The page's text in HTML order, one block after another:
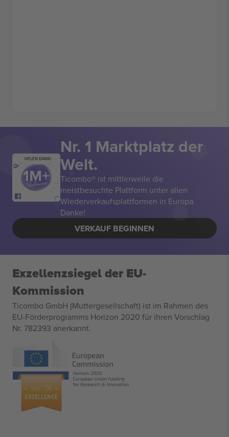
VIELEN DANK!
Nr. 1 Marktplatz der
Welt.
Ticombo® ist mittlerweile die
meistbesuchte Plattform unter allen
Wiederverkaufsplattformen in Europa.
Danke!
VERKAUF BEGINNEN
Exzellenzsiegel der EU-
Kommission
Ticombo GmbH (Muttergesellschaft) ist im Rahmen des
EU-Förderprogramms Horizon 2020 für ihren Vorschlag
Nr. 782393 anerkannt.